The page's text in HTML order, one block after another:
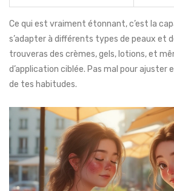
Ce qui est vraiment étonnant, c’est la
s’adapter à différents types de peaux et
trouveras des crèmes, gels, lotions, et
d’application ciblée. Pas mal pour
de tes habitudes.